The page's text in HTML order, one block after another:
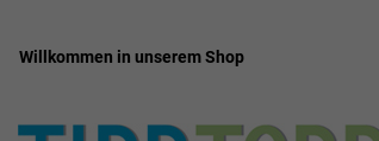
Zum
Willkommen in unserem Shop